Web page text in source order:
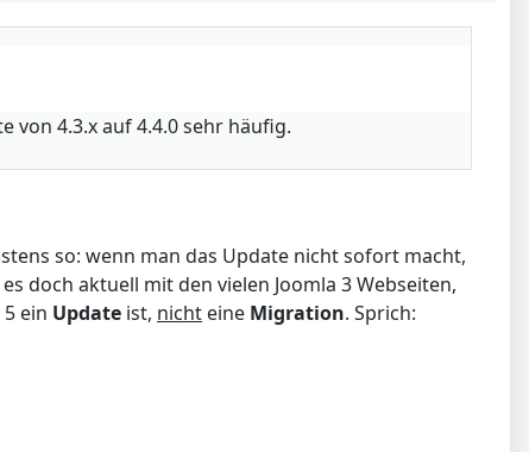
von 4.3.x auf 4.4.0 sehr häufig.
so: wenn man das Update nicht sofort macht,
doch aktuell mit den vielen Joomla 3 Webseiten,
ein Update ist, nicht eine Migration. Sprich: